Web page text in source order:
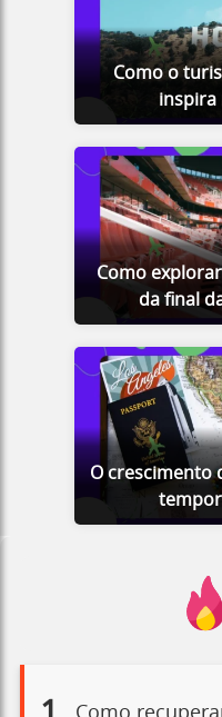
Como o
inspira
Como
da final
O crescimento